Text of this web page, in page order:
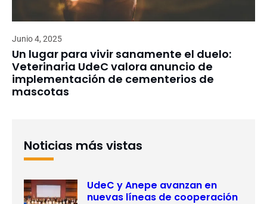
Junio 4, 2025
Un lugar para vivir sanamente el duelo:
Veterinaria UdeC valora anuncio de
implementación de cementerios de
mascotas
Noticias más vistas
UdeC y Anepe avanzan en
nuevas líneas de cooperación